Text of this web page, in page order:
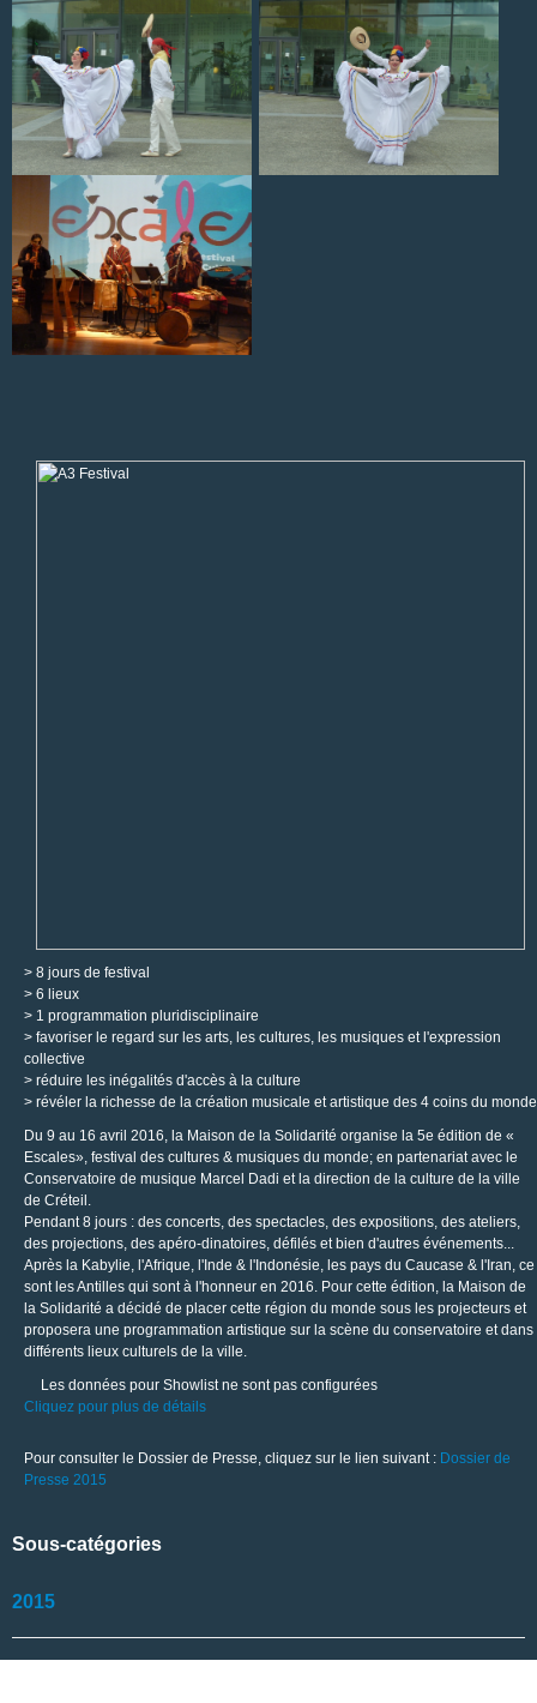
> 8 jours de festival
> 6 lieux
> 1 programmation pluridisciplinaire
> favoriser le regard sur les arts, les cultures, les musiques et l'expression
collective
> réduire les inégalités d'accès à la culture
> révéler la richesse de la création musicale et artistique des 4 coins du monde
Du 9 au 16 avril 2016, la Maison de la Solidarité organise la 5e édition de «
Escales», festival des cultures & musiques du monde; en partenariat avec le
Conservatoire de musique Marcel Dadi et la direction de la culture de la ville
de Créteil.
Pendant 8 jours : des concerts, des spectacles, des expositions, des ateliers,
des projections, des apéro-dinatoires, défilés et bien d'autres événements...
Après la Kabylie, l'Afrique, l'Inde & l'Indonésie, les pays du Caucase & l'Iran, ce
sont les Antilles qui sont à l'honneur en 2016. Pour cette édition, la Maison de
la Solidarité a décidé de placer cette région du monde sous les projecteurs et
proposera une programmation artistique sur la scène du conservatoire et dans
différents lieux culturels de la ville.
Les données pour Showlist ne sont pas configurées
Cliquez pour plus de détails
Pour consulter le Dossier de Presse, cliquez sur le lien suivant : Dossier de
Presse 2015
Sous-catégories
2015